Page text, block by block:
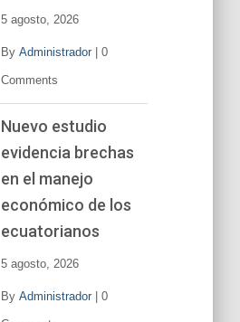
5 agosto, 2026
By Administrador| 0
Comments
Nuevo estudio
evidencia brechas
en el manejo
económico de los
ecuatorianos
5 agosto, 2026
By Administrador| 0